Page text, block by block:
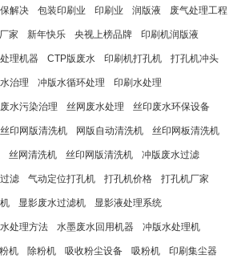
解决 包装印刷业 印刷业 润版液 废气处理工程
家 新年快乐 央视上榜品牌 印刷机润版液
理机器 CTP版废水 印刷机打孔机 打孔机冲头
治理 冲版水循环处理 印刷水处理
水污染治理 丝网废水处理 丝印废水环保设备
印网版清洗机 网版自动清洗机 丝印网板清洗机
丝网清洗机 丝印网版清洗机 冲版废水过滤
滤 气动定位打孔机 打孔机价格 打孔机厂家
显影废水过滤机 显影液处理系统
处理方法 水墨废水回用机器 冲版水处理机
机 除粉机 吸收粉尘设备 吸粉机 印刷集尘器